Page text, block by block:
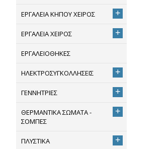
ΕΡΓΑΛΕΙΑ ΚΗΠΟΥ ΧΕΙΡΟΣ +
ΕΡΓΑΛΕΙΑ ΧΕΙΡΟΣ +
ΕΡΓΑΛΕΙΟΘΗΚΕΣ
ΗΛΕΚΤΡΟΣΥΓΚΟΛΛΗΣΕΙΣ +
ΓΕΝΝΗΤΡΙΕΣ +
ΘΕΡΜΑΝΤΙΚΑ ΣΩΜΑΤΑ -
ΣΟΜΠΕΣ
+
ΠΛΥΣΤΙΚΑ +